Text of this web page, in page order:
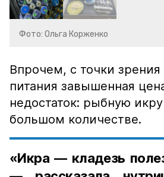
Фото: Ольга Корженко
Впрочем, с точки зрения
питания завышенная
недостаток: рыбную
большом количестве.
«Икра — кладезь